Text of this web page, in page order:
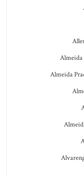
Almeida
Almeida